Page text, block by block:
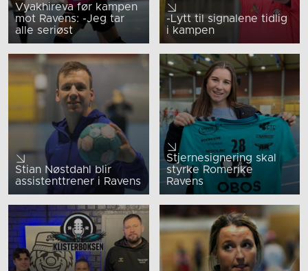
Vyakhireva før kampen
mot Ravens: -Jeg tar
alle seriøst
-Lytt til signalene tidlig
i kampen
Stian Nøstdahl blir
assistenttrener i Ravens
Stjernesignering skal
styrke Romerike
Ravens